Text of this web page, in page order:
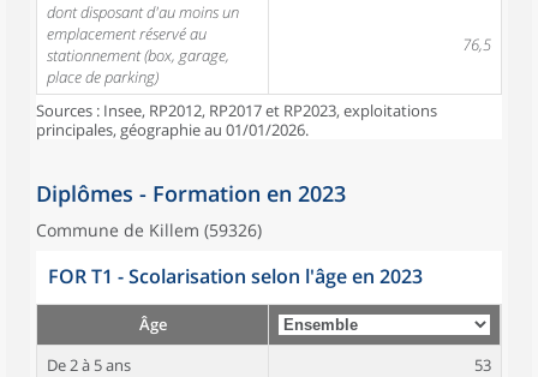
dont disposant d'au moins un
emplacement réservé au
stationnement (box, garage,
place de parking)
76,5
Sources : Insee, RP2012, RP2017 et RP2023, exploitations
principales, géographie au 01/01/2026.
Diplômes - Formation en 2023
Commune de Killem (59326)
FOR T1 - Scolarisation selon l'âge en 2023
Âge
De 2 à 5 ans
53